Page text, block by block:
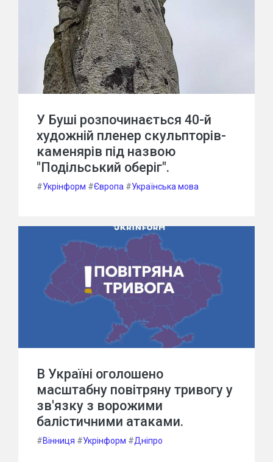
У Буші розпочинається 40-й
художній пленер скульпторів-
каменярів під назвою
"Подільський оберіг".
#Укрінформ #Європа #Українська мова
В Україні оголошено
масштабну повітряну тривогу у
зв'язку з ворожими
балістичними атаками.
#Вінниця #Укрінформ #Дніпро